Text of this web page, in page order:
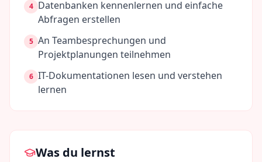
4 Datenbanken kennenlernen und einfache
Abfragen erstellen
5 An Teambesprechungen und
Projektplanungen teilnehmen
6 IT-Dokumentationen lesen und verstehen
lernen
Was du lernst